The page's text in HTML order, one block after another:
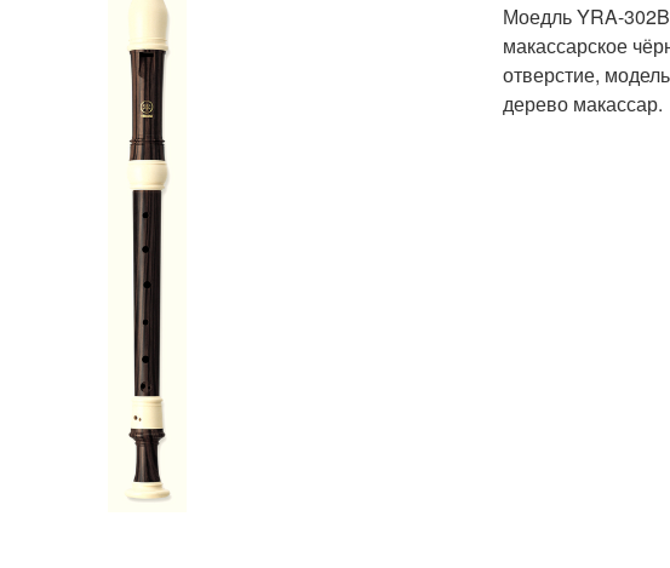
Моедль YRA-
макассарское
отверстие,
дерево макассар.